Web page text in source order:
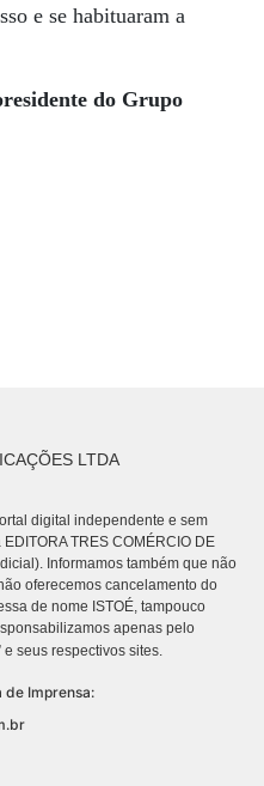
e se habituaram a
do Grupo
LTDA
digital independente e sem
TRES COMÉRCIO DE
Informamos também que não
oferecemos cancelamento do
de nome ISTOÉ, tampouco
apenas pelo
e seus respectivos sites.
de Imprensa: